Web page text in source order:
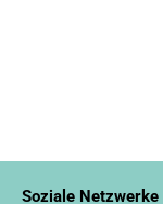
Soziale Netzwerke